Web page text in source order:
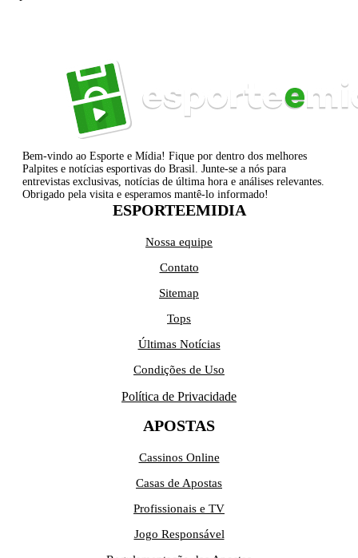
Bem-vindo ao Esporte e Mídia! Fique por dentro dos melhores
Palpites e notícias esportivas do Brasil. Junte-se a nós para
entrevistas exclusivas, notícias de última hora e análises relevantes.
Obrigado pela visita e esperamos mantê-lo informado!
ESPORTEEMIDIA
Nossa equipe
Contato
Sitemap
Tops
Últimas Notícias
Condições de Uso
Política de Privacidade
APOSTAS
Cassinos Online
Casas de Apostas
Profissionais e TV
Jogo Responsável